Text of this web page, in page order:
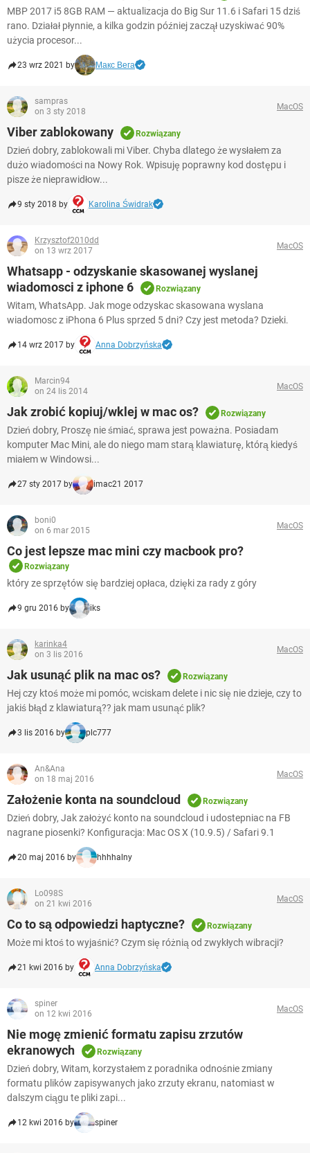
MBP 2017 i5 8GB RAM — aktualizacja do Big Sur 11.6 i Safari 15 dziś
rano. Działał płynnie, a kilka godzin później zaczął uzyskiwać 90%
użycia procesor...
23 wrz 2021 by Макс Вега
sampras
on 3 sty 2018
MacOS
Viber zablokowany Rozwiązany
Dzień dobry, zablokowali mi Viber. Chyba dlatego że wysłałem za
dużo wiadomości na Nowy Rok. Wpisuję poprawny kod dostępu i
pisze że nieprawidłow...
9 sty 2018 by Karolina Świdrak
Krzysztof2010dd
on 13 wrz 2017
MacOS
Whatsapp - odzyskanie skasowanej wyslanej
wiadomosci z iphone 6
Rozwiązany
Witam, WhatsApp. Jak moge odzyskac skasowana wyslana
wiadomosc z iPhona 6 Plus sprzed 5 dni? Czy jest metoda? Dzieki.
14 wrz 2017 by Anna Dobrzyńska
Marcin94
on 24 lis 2014
MacOS
Jak zrobić kopiuj/wklej w mac os? Rozwiązany
Dzień dobry, Proszę nie śmiać, sprawa jest poważna. Posiadam
komputer Mac Mini, ale do niego mam starą klawiaturę, którą kiedyś
miałem w Windowsi...
27 sty 2017 by imac21 2017
boni0
on 6 mar 2015
MacOS
Co jest lepsze mac mini czy macbook pro?
Rozwiązany
który ze sprzętów się bardziej opłaca, dzięki za rady z góry
9 gru 2016 by iks
karinka4
on 3 lis 2016
MacOS
Jak usunąć plik na mac os? Rozwiązany
Hej czy ktoś może mi pomóc, wciskam delete i nic się nie dzieje, czy to
jakiś błąd z klawiaturą?? jak mam usunąć plik?
3 lis 2016 by plc777
An&Ana
on 18 maj 2016
MacOS
Założenie konta na soundcloud Rozwiązany
Dzień dobry, Jak założyć konto na soundcloud i udostepniac na FB
nagrane piosenki? Konfiguracja: Mac OS X (10.9.5) / Safari 9.1
20 maj 2016 by hhhhalny
Lo098S
on 21 kwi 2016
MacOS
Co to są odpowiedzi haptyczne? Rozwiązany
Może mi ktoś to wyjaśnić? Czym się różnią od zwykłych wibracji?
21 kwi 2016 by Anna Dobrzyńska
spiner
on 12 kwi 2016
MacOS
Nie mogę zmienić formatu zapisu zrzutów
ekranowych
Rozwiązany
Dzień dobry, Witam, korzystałem z poradnika odnośnie zmiany
formatu plików zapisywanych jako zrzuty ekranu, natomiast w
dalszym ciągu te pliki zapi...
12 kwi 2016 by spiner